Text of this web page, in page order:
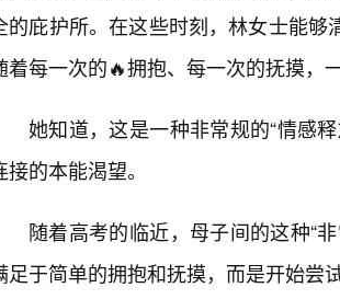
的庇护所。在这些时刻，林女士能
着每一次的🔥拥抱、每一次的抚摸，
她知道，这是一种非常规的“情感
接的本能渴望。
随着高考的临近，母子间的这种“
足于简单的拥抱和抚摸，而是开始尝